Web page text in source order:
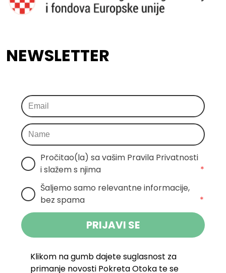
NEWSLETTER
Pročitao(la) sa vašim Pravila Privatnosti
i slažem s njima
*
Šaljemo samo relevantne informacije,
bez spama
*
PRIJAVI SE
Klikom na gumb dajete suglasnost za
primanje novosti Pokreta Otoka te se